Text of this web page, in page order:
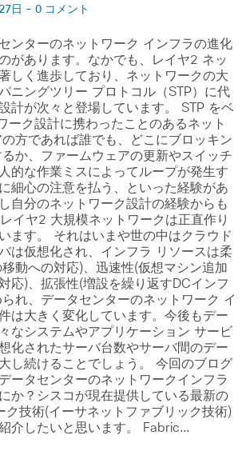
日 - 0 コメント
ンターのネットワーク インフラの進化
があります。なかでも、レイヤ2 ネッ
しく進歩しており、ネットワークの大
ニングツリー プロトコル（STP）に代
計が次々と登場しています。 STP をベ
ーク設計に携わったことのあるネット
方であれば誰でも、どこにブロッキン
か、ファームウェアの更新やスイッチ
的な作業ミスによってループが発生す
細心の注意を払う、といった経験があ
自分のネットワーク設計の経験からも
イヤ2 大規模ネットワークは正直作り
ます。 それはいまや世の中はクラウド
は仮想化され、インフラ リソースは柔
動への対応)、迅速性(仮想マシン追加
応)、拡張性(増設を繰り返すDCインフ
れ、データセンターのネットワーク イ
は大きく変化しています。今後もデー
なシステムやアプリケーション サービ
化されたサーバ台数やサーバ間のデー
し続けることでしょう。 今回のブログ
ータセンターのネットワークインフラ
か？シスコが現在提供している最新の
ク技術(イーサネットファブリック技術)
介したいと思います。 Fabric…